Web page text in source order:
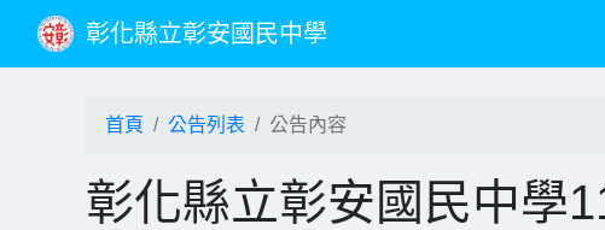
彰化縣立彰安國民中學
首頁 公告列表 公告內容
彰化縣立彰安國民中學